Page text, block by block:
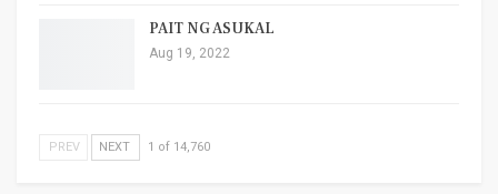
PAIT NG ASUKAL
Aug 19, 2022
PREV NEXT 1 of 14,760